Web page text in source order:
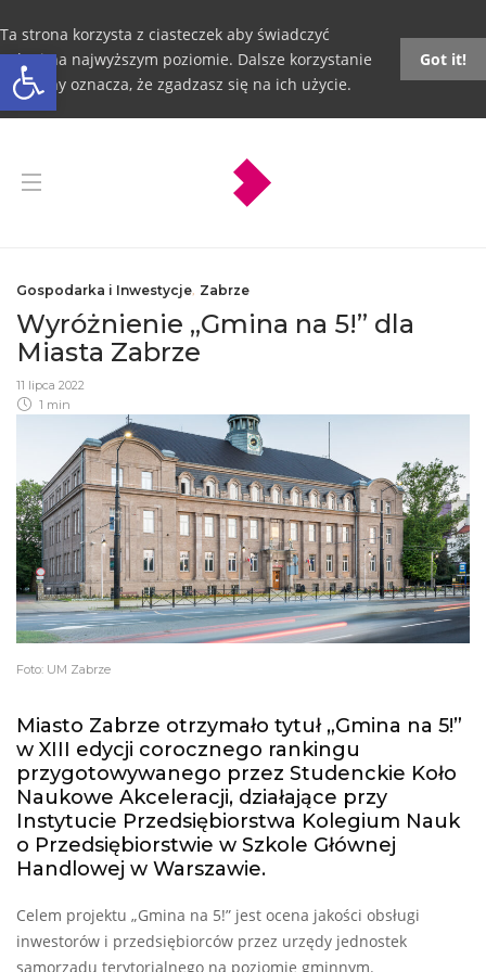
Otwórz pasek narzędzi
Ta strona korzysta z ciasteczek aby świadczyć
usługi na najwyższym poziomie. Dalsze korzystanie
ze strony oznacza, że zgadzasz się na ich użycie.
Got it!
Gospodarka i Inwestycje, Zabrze
Wyróżnienie „Gmina na 5!” dla
Miasta Zabrze
11 lipca 2022
1 min
Foto: UM Zabrze
Miasto Zabrze otrzymało tytuł „Gmina na 5!”
w XIII edycji corocznego rankingu
przygotowywanego przez Studenckie Koło
Naukowe Akceleracji, działające przy
Instytucie Przedsiębiorstwa Kolegium Nauk
o Przedsiębiorstwie w Szkole Głównej
Handlowej w Warszawie.
Celem projektu „Gmina na 5!” jest ocena jakości obsługi
inwestorów i przedsiębiorców przez urzędy jednostek
samorządu terytorialnego na poziomie gminnym.